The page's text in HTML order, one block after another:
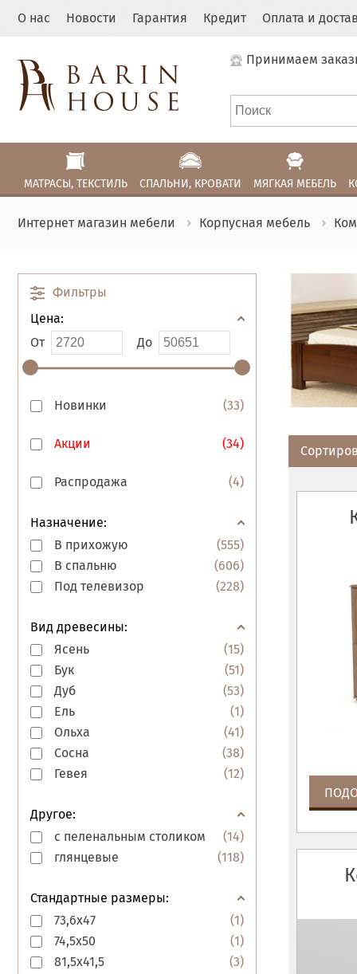
О нас Новости Гарантия Кредит Оплата и
Принимаем
МАТРАСЫ, ТЕКСТИЛЬ СПАЛЬНИ, КРОВАТИ МЯГКАЯ МЕБЕЛЬ
Интернет магазин мебели Корпусная мебель
Фильтры
Цена:
От
До
Новинки (33)
Акции (34)
Распродажа (4)
Назначение:
В прихожую
(555)
В спальню
(606)
Под телевизор
(228)
Вид древесины:
Ясень
(15)
Бук
(51)
Дуб
(53)
Ель
(1)
Ольха
(41)
Сосна
(38)
Гевея
(12)
Другое:
с пеленальным столиком
(14)
глянцевые
(118)
Стандартные размеры:
73,6x47
(1)
74,5x50
(1)
81,5x41,5
(3)